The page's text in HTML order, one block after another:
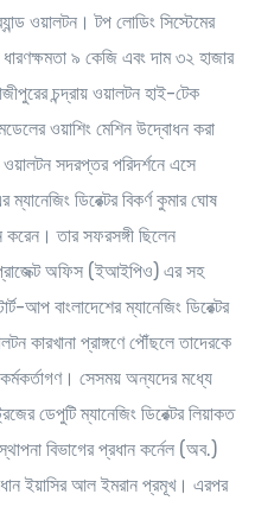
ওয়ালটন। টপ লোডিং সিস্টেমের
৯ কেজি এবং দাম ৩২ হাজার
চন্দ্রায় ওয়ালটন হাই-টেক
ওয়াশিং মেশিন উদ্বোধন করা
ওয়ালটন সদরপ্তর পরিদর্শনে এসে
ডিরেক্টর বিকর্ণ কুমার ঘোষ
তার সফরসঙ্গী ছিলেন
প্রোজেক্ট অফিস (ইআইপিও) এর সহ
আপ বাংলাদেশের ম্যানেজিং ডিরেক্টর
কারখানা প্রাঙ্গণে পৌঁছলে তাদেরকে
সেসময় অন্যদের মধ্যে
ডেপুটি ম্যানেজিং ডিরেক্টর লিয়াকত
বিভাগের প্রধান কর্নেল (অব.)
ইয়াসির আল ইমরান প্রমূখ। এরপর